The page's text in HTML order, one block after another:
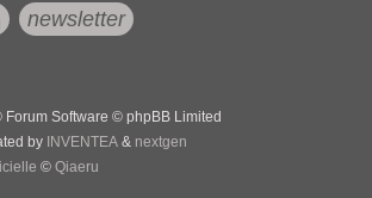
newsletter
Forum Software © phpBB Limited
by INVENTEA & nextgen
© Qiaeru